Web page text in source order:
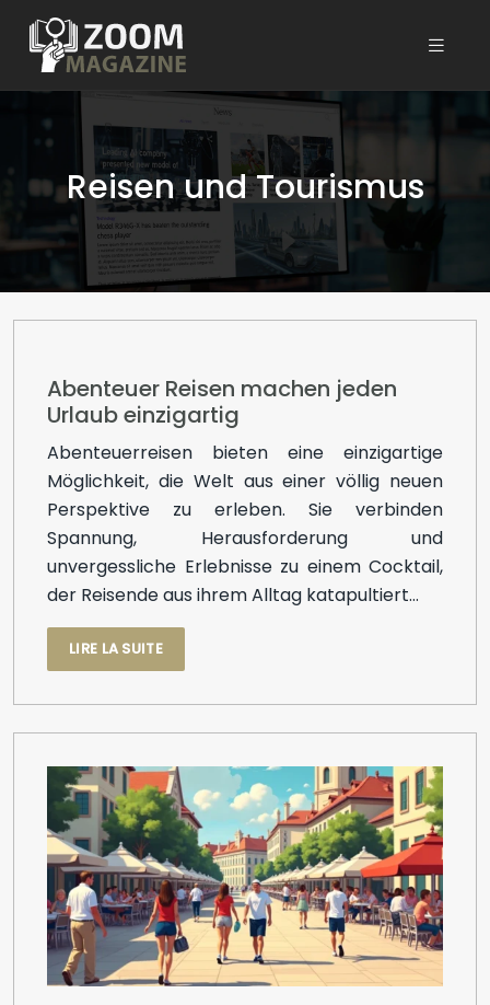
Reisen und Tourismus
Abenteuer Reisen machen jeden
Urlaub einzigartig
Abenteuerreisen bieten eine einzigartige
Möglichkeit, die Welt aus einer völlig neuen
Perspektive zu erleben. Sie verbinden
Spannung, Herausforderung und
unvergessliche Erlebnisse zu einem Cocktail,
der Reisende aus ihrem Alltag katapultiert…
LIRE LA SUITE